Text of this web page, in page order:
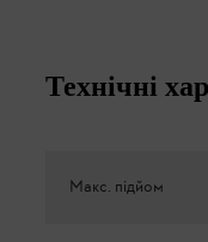
Технічні
Макс. підйом